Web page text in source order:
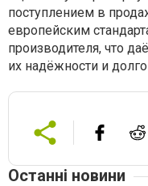
поступлением в
европейским
производителя, что
их надёжности и
Останні новини